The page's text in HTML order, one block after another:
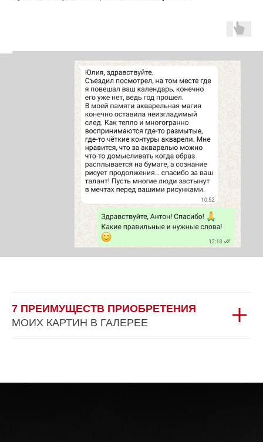
7 ПРЕИМУЩЕСТВ ПРИОБРЕТЕНИЯ
МОИХ КАРТИН В ГАЛЕРЕЕ